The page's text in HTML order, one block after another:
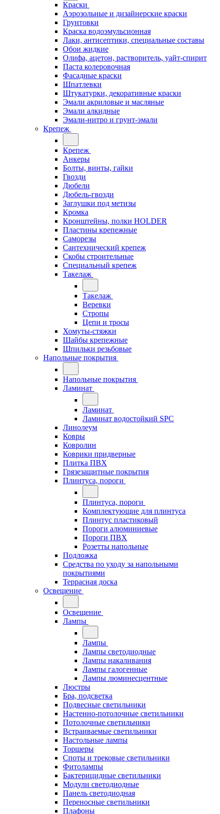
Краски
Аэрозольные и дизайнерские краски
Грунтовки
Краска водоэмульсионная
Лаки, антисептики, специальные составы
Обои жидкие
Олифа, ацетон, растворитель, уайт-спирит
Паста колеровочная
Фасадные краски
Шпатлевки
Штукатурки, декоративные краски
Эмали акриловые и масляные
Эмали алкидные
Эмали-нитро и грунт-эмали
Крепеж
Крепеж
Анкеры
Болты, винты, гайки
Гвозди
Дюбели
Дюбель-гвозди
Заглушки под метизы
Кромка
Кронштейны, полки НОLDER
Пластины крепежные
Саморезы
Сантехнический крепеж
Скобы строительные
Специальный крепеж
Такелаж
Такелаж
Веревки
Стропы
Цепи и тросы
Хомуты-стяжки
Шайбы крепежные
Шпильки резьбовые
Напольные покрытия
Напольные покрытия
Ламинат
Ламинат
Ламинат водостойкий SPC
Линолеум
Ковры
Ковролин
Коврики придверные
Плитка ПВХ
Грязезащитные покрытия
Плинтуса, пороги
Плинтуса, пороги
Комплектующие для плинтуса
Плинтус пластиковый
Пороги алюминиевые
Пороги ПВХ
Розетты напольные
Подложка
Средства по уходу за напольными
покрытиями
Террасная доска
Освещение
Освещение
Лампы
Лампы
Лампы светодиодные
Лампы накаливания
Лампы галогенные
Лампы люминесцентные
Люстры
Бра, подсветка
Подвесные светильники
Настенно-потолочные светильники
Потолочные светильники
Встраиваемые светильники
Настольные лампы
Торшеры
Споты и трековые светильники
Фитолампы
Бактерицидные светильники
Модули светодиодные
Панель светодиодная
Переносные светильники
Плафоны